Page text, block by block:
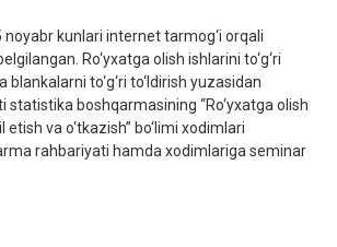
noyabr kunlari internet tarmog‘i orqali
Ro‘yxatga olish ishlarini to‘g‘ri
to‘g‘ri to‘ldirish yuzasidan
statistika boshqarmasining “Ro‘yxatga olish
va o‘tkazish” bo‘limi xodimlari
rahbariyati hamda xodimlariga seminar